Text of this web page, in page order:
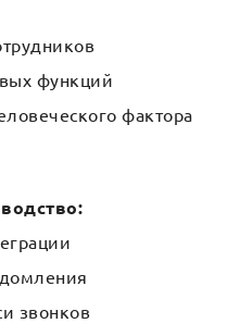
функций
фактора
звонков